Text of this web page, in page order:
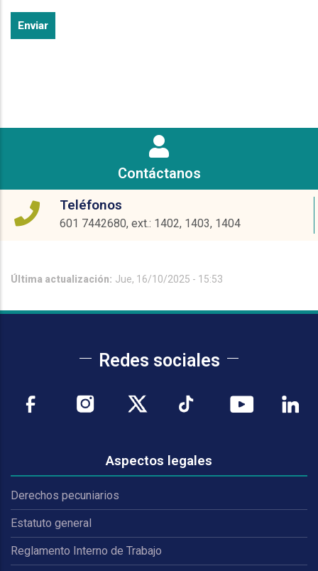
Contáctanos
Teléfonos
601 7442680, ext.: 1402, 1403, 1404
Última actualización: Jue, 16/10/2025 - 15:53
Redes sociales
Aspectos legales
Derechos pecuniarios
Estatuto general
Reglamento Interno de Trabajo